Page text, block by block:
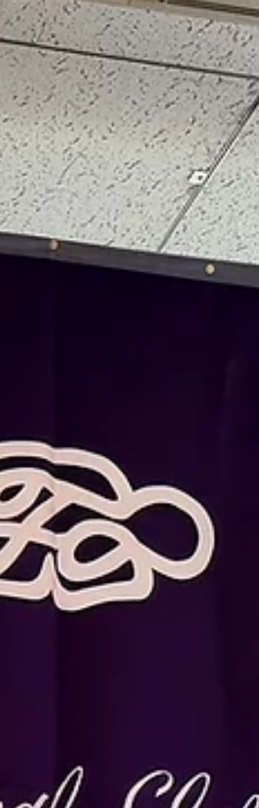
ムコンサートをご一緒させていただきます
とっても楽しみでございます！ 珍しく体調
がいまひとつだったので、今回の旅は外食
しないでホテルで快適にすごさせていただ
ました。滞在した大塚のベルクラシック東
さんが、ご厚意で少し広めのお部屋にご案
くださったので、大変心地よいホテルラ